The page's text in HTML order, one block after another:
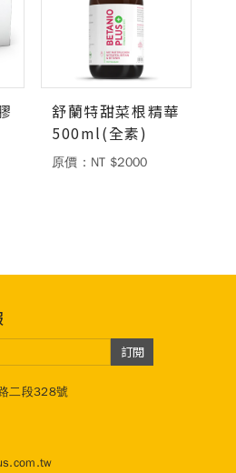
舒蘭特甜菜根精華
500ml(全素)
原價：NT $2000
訂閱
二段328號